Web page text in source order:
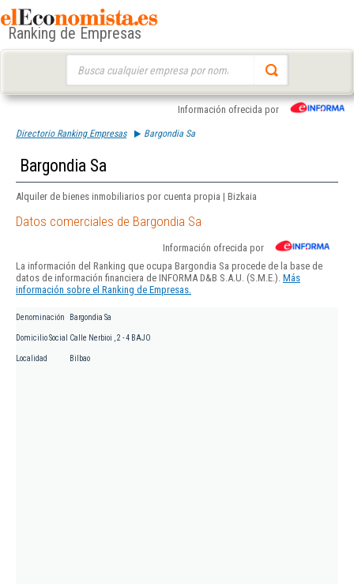
Ranking de Empresas
Información ofrecida por
Directorio Ranking Empresas Bargondia Sa
Bargondia Sa
Alquiler de bienes inmobiliarios por cuenta propia | Bizkaia
Datos comerciales de Bargondia Sa
Información ofrecida por
La información del Ranking que ocupa Bargondia Sa procede de la base de
datos de información financiera de INFORMA D&B S.A.U. (S.M.E.). Más
información sobre el Ranking de Empresas.
Denominación Bargondia Sa
Domicilio Social Calle Nerbioi , 2 - 4 BAJO
Localidad Bilbao